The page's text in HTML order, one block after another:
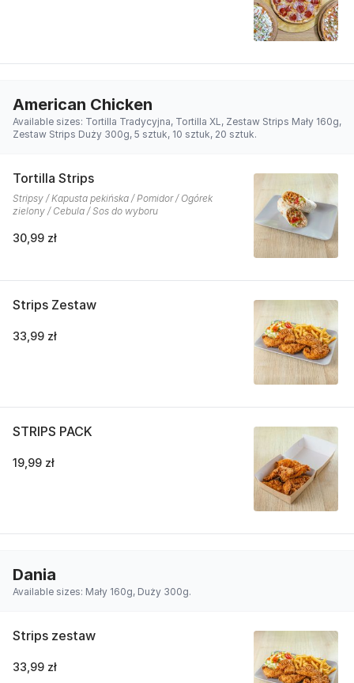
American Chicken
Available sizes: Tortilla Tradycyjna, Tortilla XL, Zestaw Strips Mały 160g,
Zestaw Strips Duży 300g, 5 sztuk, 10 sztuk, 20 sztuk.
Tortilla Strips
Stripsy / Kapusta pekińska / Pomidor / Ogórek
zielony / Cebula / Sos do wyboru
30,99 zł
Strips Zestaw
33,99 zł
STRIPS PACK
19,99 zł
Dania
Available sizes: Mały 160g, Duży 300g.
Strips zestaw
33,99 zł